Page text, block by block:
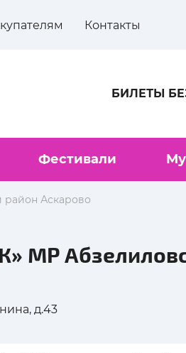
Контакты
БИЛЕТЫ
Фестивали
Аскарово
МР
д.43